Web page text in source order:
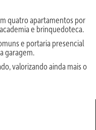
quatro apartamentos por
e brinquedoteca.
e portaria presencial
garagem.
valorizando ainda mais o